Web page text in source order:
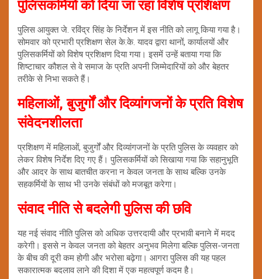
पुलिसकर्मियों को दिया जा रहा विशेष प्रशिक्षण
पुलिस आयुक्त जे. रविंद्र सिंह के निर्देशन में इस नीति को लागू किया गया है।
सोमवार को प्रभारी प्रशिक्षण सेल के.के. यादव द्वारा थानों, कार्यालयों और
पुलिसकर्मियों को विशेष प्रशिक्षण दिया गया। इसमें उन्हें बताया गया कि
शिष्टाचार कौशल से वे समाज के प्रति अपनी जिम्मेदारियों को और बेहतर
तरीके से निभा सकते हैं।
महिलाओं, बुजुर्गों और दिव्यांगजनों के प्रति विशेष
संवेदनशीलता
प्रशिक्षण में महिलाओं, बुजुर्गों और दिव्यांगजनों के प्रति पुलिस के व्यवहार को
लेकर विशेष निर्देश दिए गए हैं। पुलिसकर्मियों को सिखाया गया कि सहानुभूति
और आदर के साथ बातचीत करना न केवल जनता के साथ बल्कि उनके
सहकर्मियों के साथ भी उनके संबंधों को मजबूत करेगा।
संवाद नीति से बदलेगी पुलिस की छवि
यह नई संवाद नीति पुलिस को अधिक उत्तरदायी और प्रभावी बनाने में मदद
करेगी। इससे न केवल जनता को बेहतर अनुभव मिलेगा बल्कि पुलिस-जनता
के बीच की दूरी कम होगी और भरोसा बढ़ेगा। आगरा पुलिस की यह पहल
सकारात्मक बदलाव लाने की दिशा में एक महत्वपूर्ण कदम है।